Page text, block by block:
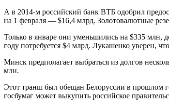
А в 2014-м российский банк ВТБ одобрил
на 1 февраля — $16,4 млрд. Золотовалютные
Только в январе они уменьшились на $335 млн,
году потребуется $4 млрд. Лукашенко уверен,
Минск предполагает выбраться из долгов
млн.
Этот транш был обещан Белоруссии в прошлом
госбумаг может выкупить российское